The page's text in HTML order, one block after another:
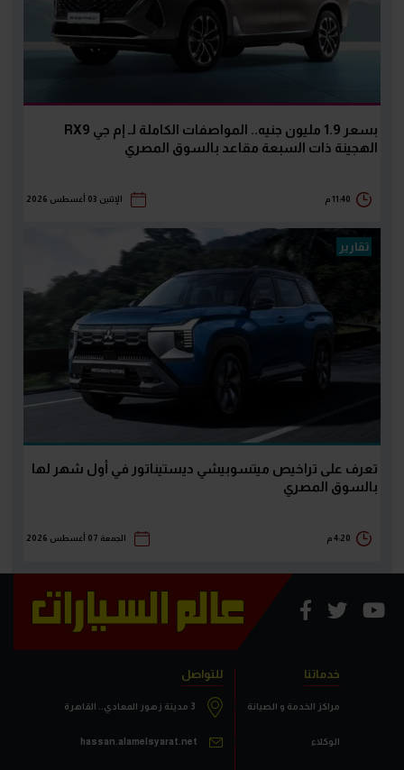
بسعر 1.9 مليون جنيه.. المواصفات الكاملة لـ إم جي RX9
الهجينة ذات السبعة مقاعد بالسوق المصري
11:40 م الإثنين 03 أغسطس 2026
تقارير
تعرف على تراخيص ميتسوبيشي ديستيناتور في أول شهر لها
بالسوق المصري
4:20 م الجمعة 07 أغسطس 2026
خدماتنا
مراكز الخدمة و الصيانة
الوكلاء
للتواصل
3 مدينة زهور المعادي.. القاهرة
hassan.alamelsyarat.net